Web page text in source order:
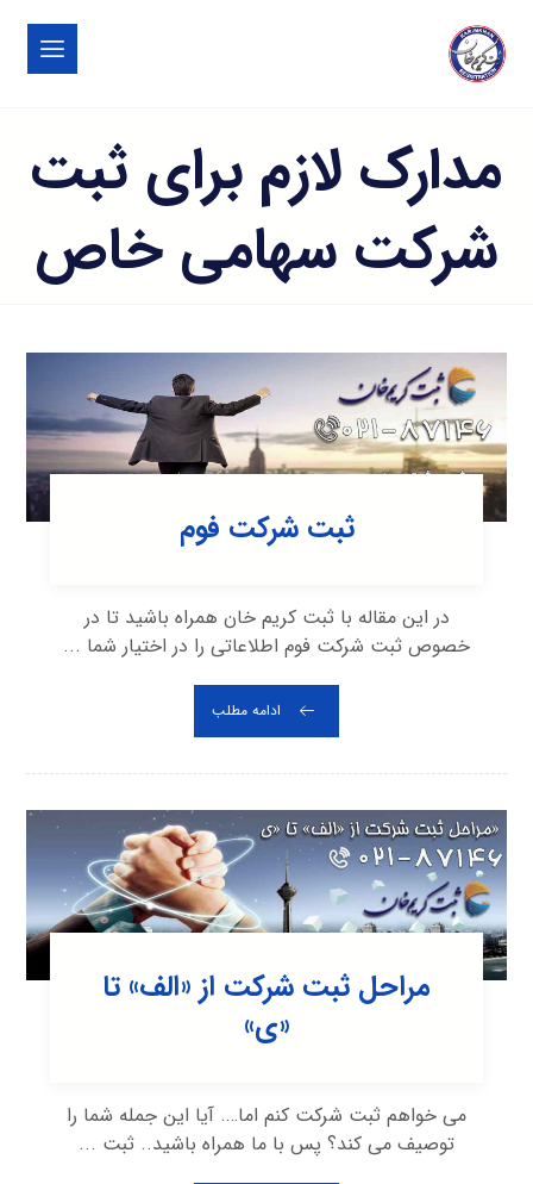
مدارک لازم برای ثبت
شرکت سهامی خاص
ثبت شرکت فوم
در این مقاله با ثبت کریم خان همراه باشید تا در
خصوص ثبت شرکت فوم اطلاعاتی را در اختیار شما ...
ادامه مطلب
مراحل ثبت شرکت از «الف» تا
«ی»
می خواهم ثبت شرکت کنم اما…. آیا این جمله شما را
توصیف می کند؟ پس با ما همراه باشید.. ثبت ...